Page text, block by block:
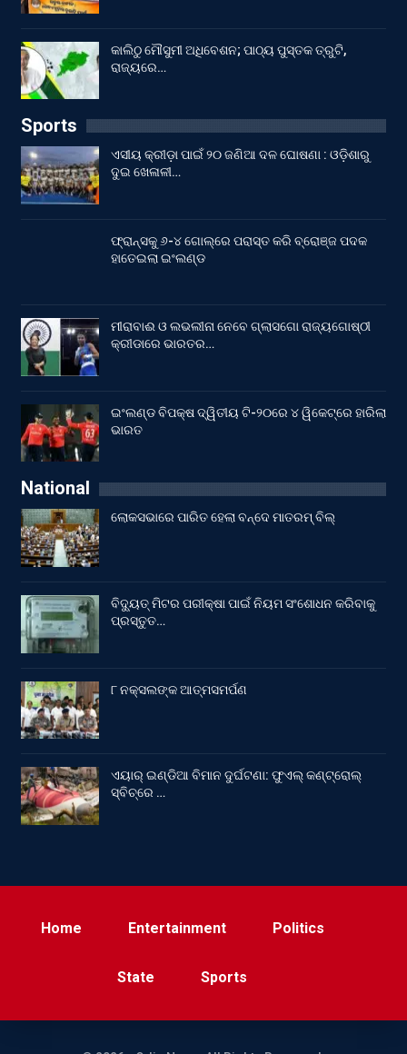
କାଲିଠୁ ମୌସୁମୀ ଅଧିବେଶନ; ପାଠ୍ୟ ପୁସ୍ତକ ତ୍ରୁଟି,
ରାଜ୍ୟରେ…
Sports
ଏସୀୟ କ୍ରୀଡ଼ା ପାଇଁ ୨୦ ଜଣିଆ ଦଳ ଘୋଷଣା : ଓଡ଼ିଶାରୁ
ଦୁଇ ଖେଳାଳୀ…
ଫ୍ରାନ୍ସକୁ ୬-୪ ଗୋଲ୍‌ରେ ପରାସ୍ତ କରି ବ୍ରୋଞ୍ଜ ପଦକ
ହାତେଇଲା ଇଂଲଣ୍ଡ
ମୀରାବାଈ ଓ ଲଭଲୀନା ନେବେ ଗ୍ଲାସଗୋ ରାଜ୍ୟଗୋଷ୍ଠୀ
କ୍ରୀଡାରେ ଭାରତର…
ଇଂଲଣ୍ଡ ବିପକ୍ଷ ଦ୍ୱିତୀୟ ଟି-୨୦ରେ ୪ ୱିକେଟ୍‌ରେ ହାରିଲା
ଭାରତ
National
ଲୋକସଭାରେ ପାରିତ ହେଲା ବନ୍ଦେ ମାତରମ୍‌ ବିଲ୍‌
ବିଦ୍ୟୁତ୍ ମିଟର ପରୀକ୍ଷା ପାଇଁ ନିୟମ ସଂଶୋଧନ କରିବାକୁ
ପ୍ରସ୍ତୁତ…
୮ ନକ୍ସଲଙ୍କ ଆତ୍ମସମର୍ପଣ
ଏୟାର୍ ଇଣ୍ଡିଆ ବିମାନ ଦୁର୍ଘଟଣା: ଫୁଏଲ୍‌ କଣ୍ଟ୍ରୋଲ୍‌
ସ୍ବିଚ୍‌ରେ …
Home Entertainment Politics
State Sports